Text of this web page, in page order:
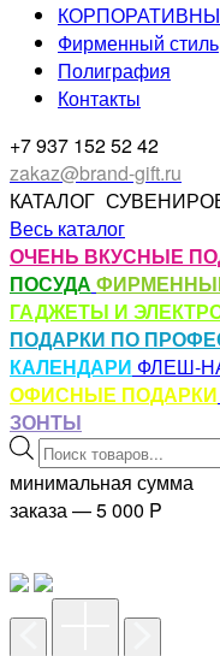
Фирменный стиль
Полиграфия
Контакты
+7 937 152 52 42
zakaz@brand-gift.ru
КАТАЛОГ
Весь каталог
ОЧЕНЬ ВКУСНЫЕ
ПОСУДА
ГАДЖЕТЫ И
ПОДАРКИ ПО
КАЛЕНДАРИ ФЛЕШ-
ОФИСНЫЕ ПОДАРКИ
ЗОНТЫ
Поиск
товаров
минимальная сумма
заказа — 5 000 P